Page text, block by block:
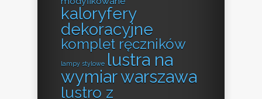
kaloryfery
dekoracyjne
komplet ręczników
lampy stylowe lustra na
wymiar warszawa
lustro z